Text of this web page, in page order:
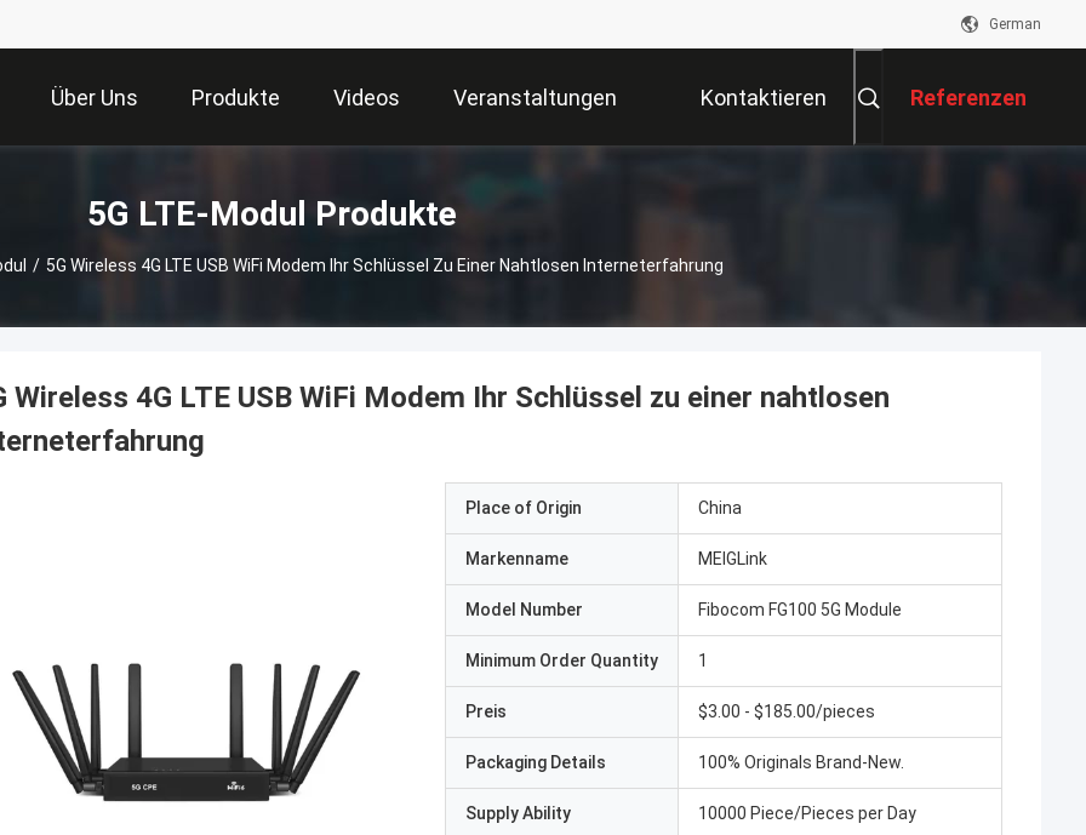
German
Über Uns Produkte Videos Veranstaltungen Kontaktieren Referenzen
5G LTE-Modul Produkte
/ 5G Wireless 4G LTE USB WiFi Modem Ihr Schlüssel Zu Einer Nahtlosen Interneterfahrung
Wireless 4G LTE USB WiFi Modem Ihr Schlüssel zu einer nahtlosen
Place of Origin China
Markenname MEIGLink
Model Number Fibocom FG100 5G Module
Minimum Order Quantity 1
Preis $3.00 - $185.00/pieces
Packaging Details 100% Originals Brand-New.
Supply Ability 10000 Piece/Pieces per Day